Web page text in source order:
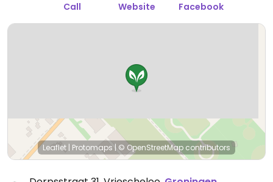
Call Website Facebook
Leaflet | Protomaps | © OpenStreetMap contributors